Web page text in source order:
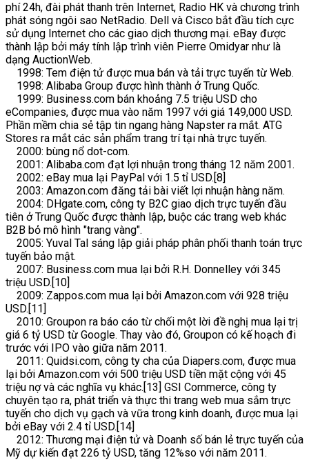
phí 24h, đài phát thanh trên Internet, Radio HK và chương trình
phát sóng ngôi sao NetRadio. Dell và Cisco bắt đầu tích cực
sử dụng Internet cho các giao dịch thương mại. eBay được
thành lập bởi máy tính lập trình viên Pierre Omidyar như là
dạng AuctionWeb.
1998: Tem điện tử được mua bán và tải trực tuyến từ Web.
1998: Alibaba Group được hình thành ở Trung Quốc.
1999: Business.com bán khoảng 7.5 triệu USD cho
eCompanies, được mua vào năm 1997 với giá 149,000 USD.
Phần mềm chia sẻ tập tin ngang hàng Napster ra mắt. ATG
Stores ra mắt các sản phẩm trang trí tại nhà trực tuyến.
2000: bùng nổ dot-com.
2001: Alibaba.com đạt lợi nhuận trong tháng 12 năm 2001.
2002: eBay mua lại PayPal với 1.5 tỉ USD.[8]
2003: Amazon.com đăng tải bài viết lợi nhuận hàng năm.
2004: DHgate.com, công ty B2C giao dịch trực tuyến đầu
tiên ở Trung Quốc được thành lập, buộc các trang web khác
B2B bỏ mô hình "trang vàng".
2005: Yuval Tal sáng lập giải pháp phân phối thanh toán trực
tuyến bảo mật.
2007: Business.com mua lại bởi R.H. Donnelley với 345
triệu USD.[10]
2009: Zappos.com mua lại bởi Amazon.com với 928 triệu
USD.[11]
2010: Groupon ra báo cáo từ chối một lời đề nghị mua lại trị
giá 6 tỷ USD từ Google. Thay vào đó, Groupon có kế hoạch đi
trước với IPO vào giữa năm 2011.
2011: Quidsi.com, công ty cha của Diapers.com, được mua
lại bởi Amazon.com với 500 triệu USD tiền mặt cộng với 45
triệu nợ và các nghĩa vụ khác.[13] GSI Commerce, công ty
chuyên tạo ra, phát triển và thực thi trang web mua sắm trực
tuyến cho dịch vụ gạch và vữa trong kinh doanh, được mua lại
bởi eBay với 2.4 tỉ USD.[14]
2012: Thương mại điện tử và Doanh số bán lẻ trực tuyến của
Mỹ dự kiến ​​đạt 226 tỷ USD, tăng 12%so với năm 2011.